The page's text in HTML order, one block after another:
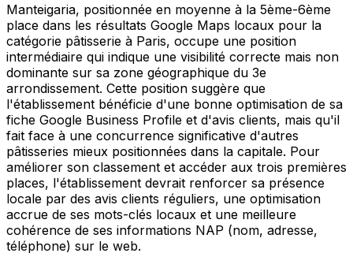
Manteigaria, positionnée en moyenne à la 5ème-6ème
place dans les résultats Google Maps locaux pour la
catégorie pâtisserie à Paris, occupe une position
intermédiaire qui indique une visibilité correcte mais non
dominante sur sa zone géographique du 3e
arrondissement. Cette position suggère que
l'établissement bénéficie d'une bonne optimisation de sa
fiche Google Business Profile et d'avis clients, mais qu'il
fait face à une concurrence significative d'autres
pâtisseries mieux positionnées dans la capitale. Pour
améliorer son classement et accéder aux trois premières
places, l'établissement devrait renforcer sa présence
locale par des avis clients réguliers, une optimisation
accrue de ses mots-clés locaux et une meilleure
cohérence de ses informations NAP (nom, adresse,
téléphone) sur le web.